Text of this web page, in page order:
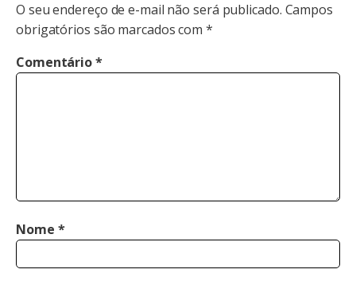
O seu endereço de e-mail não será publicado. Campos
obrigatórios são marcados com *
Comentário*
Nome *